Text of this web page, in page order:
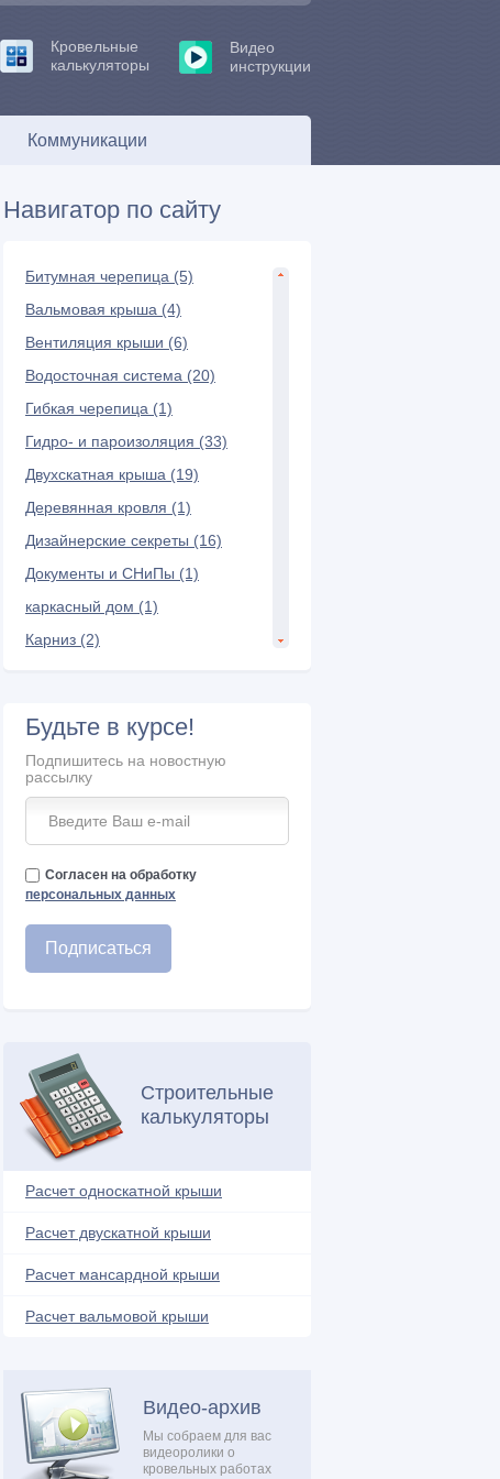
Коммуникации
Кровельные
калькуляторы
Видео
инструкции
Навигатор по сайту
Битумная черепица (5)
Вальмовая крыша (4)
Вентиляция крыши (6)
Водосточная система (20)
Гибкая черепица (1)
Гидро- и пароизоляция (33)
Двухскатная крыша (19)
Деревянная кровля (1)
Дизайнерские секреты (16)
Документы и СНиПы (1)
каркасный дом (1)
Карниз (2)
Конек крыши (6)
Кровельная лестница (2)
кровельные материалы (10)
Кровля (1)
Мансарда и чердак (22)
Металлопрофиль (2)
Мягкая кровля (26)
Натуральная кровля (4)
Нестандартные решения (14)
Обрешетка (4)
Обустройство балкона (4)
Односкатная крыша (16)
Ондулин (7)
Профнастил (18)
Ремонтные работы (21)
Системы обогрева (3)
Будьте в курсе!
Подпишитесь на новостную
рассылку
Согласен на обработку
персональных данных
Строительные
калькуляторы
Расчет односкатной крыши
Расчет двускатной крыши
Расчет мансардной крыши
Расчет вальмовой крыши
Видео-архив
Мы собраем для вас
видеоролики о
кровельных работах